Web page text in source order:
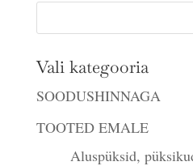
Vali kategooria
SOODUSHINNAGA
TOOTED EMALE
Aluspüksid,